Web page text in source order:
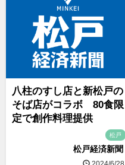
八柱のすし店と新松戸の
そば店がコラボ 80食限
定で創作料理提供
松戸
松戸経済新聞